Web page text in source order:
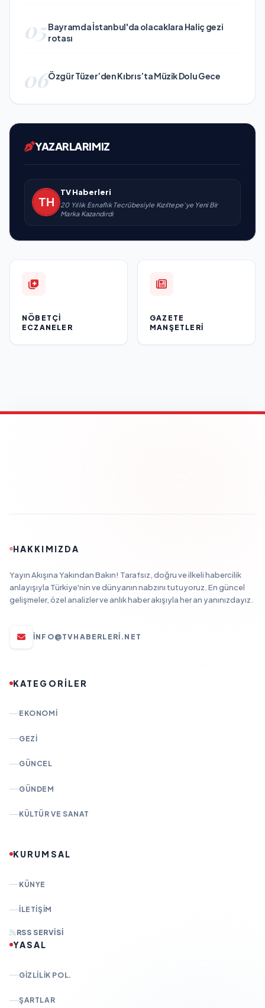
05Bayramda İstanbul'da olacaklara Haliç gezi
rotası
06Özgür Tüzer’den Kıbrıs’ta Müzik Dolu Gece
YAZARLARIMIZ
TV Haberleri
20 Yıllık Esnaflık Tecrübesiyle Kızıltepe'ye Yeni Bir
Marka Kazandırdı
NÖBETÇI
ECZANELER
GAZETE
MANŞETLERI
HAKKIMIZDA
Yayın Akışına Yakından Bakın! Tarafsız, doğru ve ilkeli habercilik
anlayışıyla Türkiye'nin ve dünyanın nabzını tutuyoruz. En güncel
gelişmeler, özel analizler ve anlık haber akışıyla her an yanınızdayız.
INFO@TVHABERLERI.NET
KATEGORİLER
EKONOMI
GEZI
GÜNCEL
GÜNDEM
KÜLTÜR VE SANAT
KURUMSAL
KÜNYE
İLETIŞIM
RSS SERVISI
YASAL
GIZLILIK POL.
ŞARTLAR